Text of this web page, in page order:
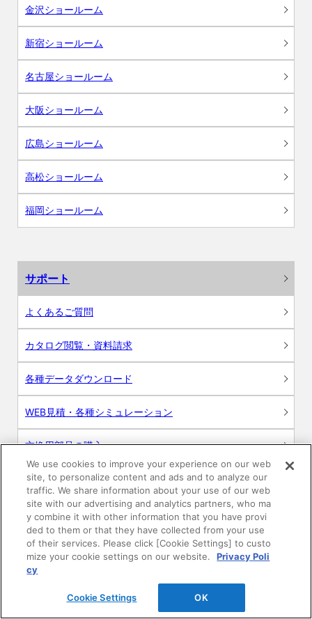
金沢ショールーム
新宿ショールーム
名古屋ショールーム
大阪ショールーム
広島ショールーム
高松ショールーム
福岡ショールーム
サポート
よくあるご質問
カタログ閲覧・資料請求
各種データダウンロード
WEB見積・各種シミュレーション
交換用部品の購入
修理・点検
お問い合わせ
ログイン
建築・設計関係者様向けサイト
We use cookies to improve your experience on our web
site, to personalize content and ads and to analyze our
traffic. We share information about your use of our web
site with our advertising and analytics partners, who ma
y combine it with other information that you have provi
ded to them or that they have collected from your use
of their services. Please click [Cookie Settings] to custo
mize your cookie settings on our website.
Privacy Poli
cy
Cookie Settings OK